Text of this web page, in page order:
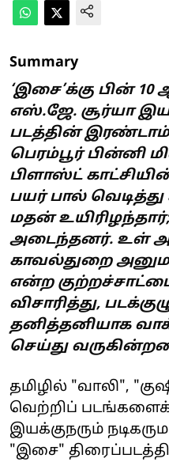
Summary
‘இசை’க்கு பின்
எஸ்.ஜே. சூர்யா
படத்தின் இரண்டாம்
பெரம்பூர் பின்னி
பிளாஸ்ட்
பயர் பால் வெடித்து
மதன்
அடைந்தனர். உள்
காவல்துறை
என்ற
விசாரித்து,
தனித்தனியாக
செய்து
தமிழில் "வாலி",
வெற்றிப்
இயக்குநரும்
"இசை"